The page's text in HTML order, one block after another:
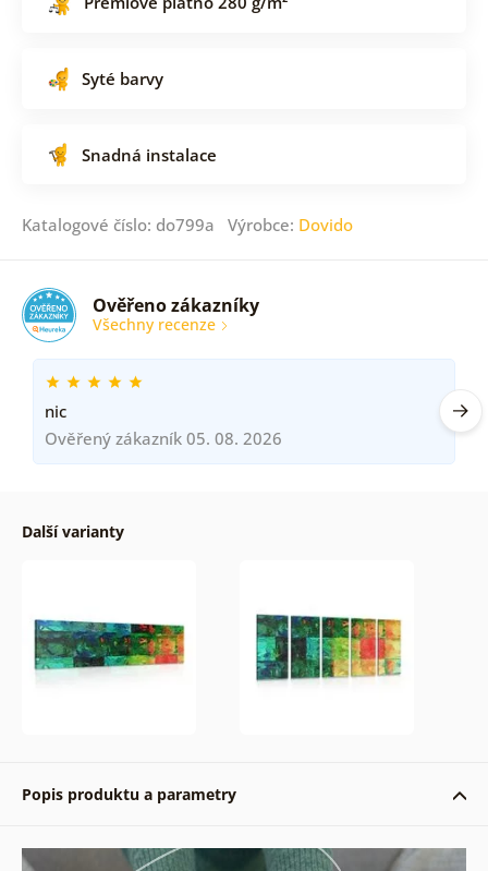
Syté barvy
Snadná instalace
Katalogové číslo: do799a Výrobce: Dovido
Ověřeno zákazníky
Všechny recenze
nic
Ověřený zákazník 05. 08. 2026
Další varianty
Popis produktu a parametry